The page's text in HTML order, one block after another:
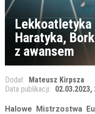
Lekkoatletyka
Haratyka,
z awansem
Dodał: Mateusz Kirpsza
Data publikacji: 02.03.2023,
Halowe Mistrzostwa